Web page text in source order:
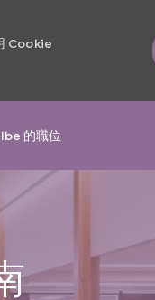
Cookie
的職位